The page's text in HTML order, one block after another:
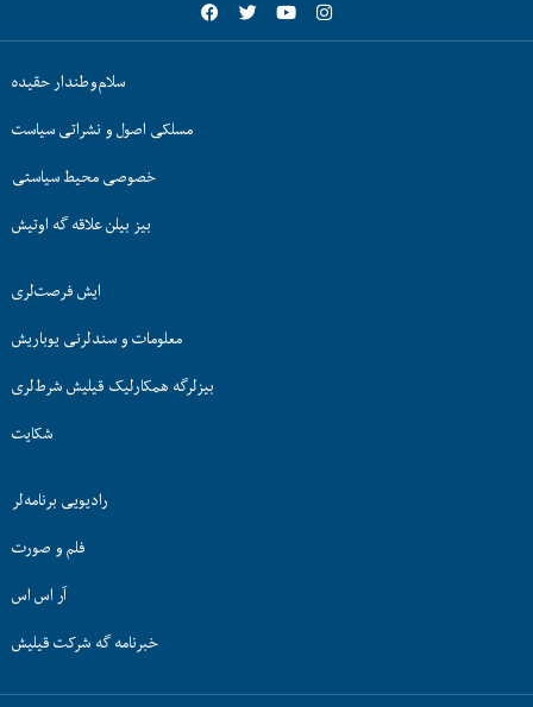
سلام‌وطندار حقیده
مسلکی اصول و نشراتی سیاست
خصوصی محیط سیاستی
بیز بیلن علاقه گه اوتیش
ایش فرصت‌لری
معلومات و سندلرنی یوباریش
بیزلرگه همکارلیک قیلیش شرط‌لری
شکایت
رادیویی برنامه‌لر
فلم و صورت
آر اس اس
خبرنامه گه شرکت قیلیش